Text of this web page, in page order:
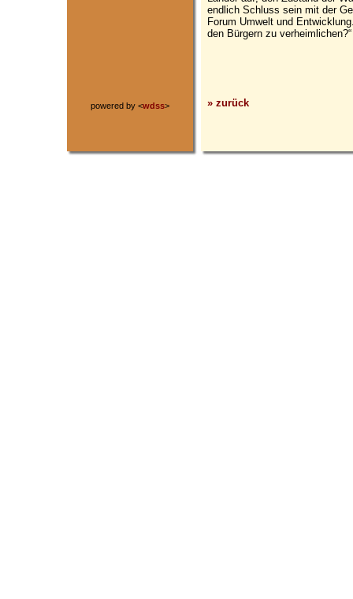
powered by <wdss>
endlich Schluss sein mit der
Forum Umwelt und
den Bürgern zu verheimlichen?“
» zurück